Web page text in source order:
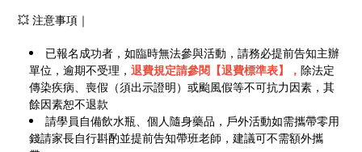
💥 注意事項｜
已報名成功者，如臨時無法參與活動，請務必提前告知主辦
單位，逾期不受理，退費規定請參閱【退費標準表】，除法定
傳染疾病、喪假（須出示證明）或颱風假等不可抗力因素，其
餘因素恕不退款
請學員自備飲水瓶、個人隨身藥品，戶外活動如需攜帶零用
錢請家長自行斟酌並提前告知帶班老師，建議可不需額外攜